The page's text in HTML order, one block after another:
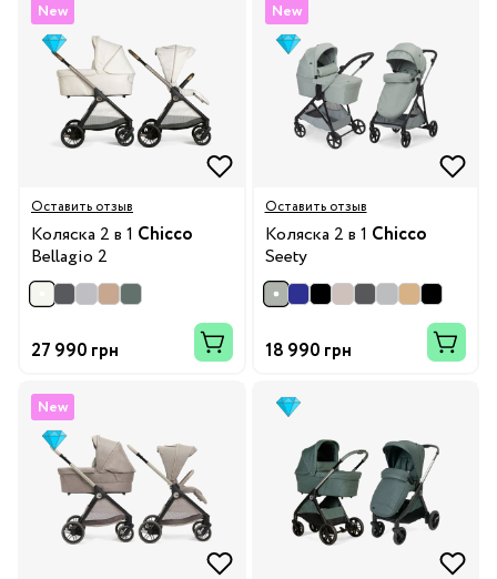
New
Оставить отзыв
Коляска 2 в 1 Chicco
Bellagio 2
27 990 грн
New
Оставить отзыв
Коляска 2 в 1 Chicco
Seety
18 990 грн
New